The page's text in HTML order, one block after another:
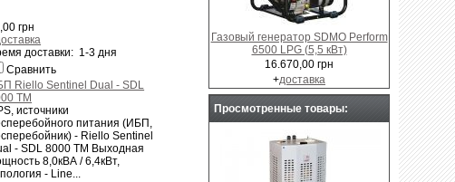
грн
доставки: 1-3 дня
Сравнить
Riello Sentinel Dual - SDL
TM
источники
питания (ИБП,
- Riello Sentinel
- SDL 8000 TM Выходная
8,0кВА / 6,4кВт,
- Line...
Газовый генератор SDMO Perform
6500 LPG (5,5 кВт)
16.670,00 грн
+доставка
Просмотренные товары: